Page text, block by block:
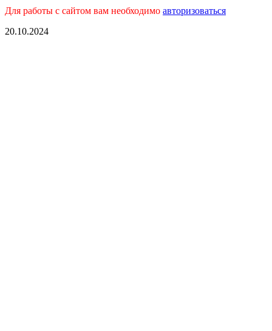
Для работы с сайтом вам необходимо авторизоваться
20.10.2024